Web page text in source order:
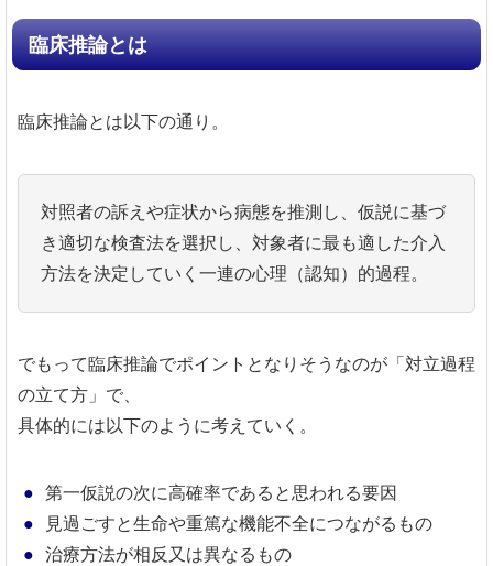
臨床推論とは
臨床推論とは以下の通り。
対照者の訴えや症状から病態を推測し、仮説に基づ
き適切な検査法を選択し、対象者に最も適した介入
方法を決定していく一連の心理（認知）的過程。
でもって臨床推論でポイントとなりそうなのが「対立過程
の立て方」で、
具体的には以下のように考えていく。
第一仮説の次に高確率であると思われる要因
見過ごすと生命や重篤な機能不全につながるもの
治療方法が相反又は異なるもの